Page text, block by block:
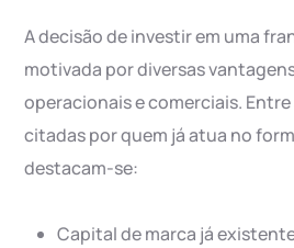
A decisão de investir em uma
motivada por diversas
operacionais e comerciais.
citadas por quem já atua no
destacam-se:
Capital de marca já